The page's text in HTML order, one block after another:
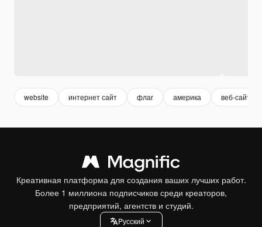
website интернет сайт флаг америка веб-сайт
Креативная платформа для создания ваших лучших работ.
Более 1 миллиона подписчиков среди креаторов,
предприятий, агентств и студий.
Pусский